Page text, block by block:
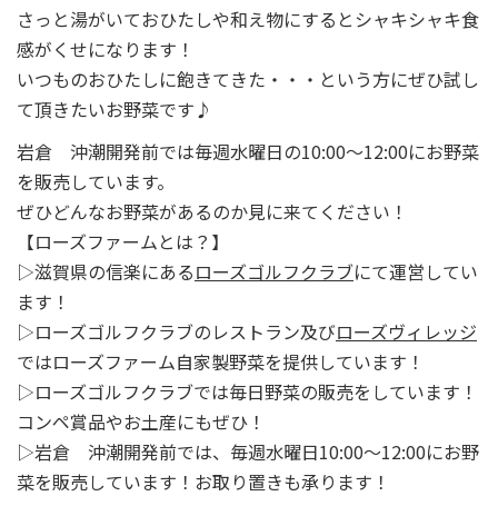
さっと湯がいておひたしや和え物にするとシャキシャキ食
感がくせになります！
いつものおひたしに飽きてきた・・・という方にぜひ試し
て頂きたいお野菜です♪
岩倉 沖潮開発前では毎週水曜日の10:00～12:00にお野菜
を販売しています。
ぜひどんなお野菜があるのか見に来てください！
【ローズファームとは？】
▷滋賀県の信楽にあるローズゴルフクラブにて運営してい
ます！
▷ローズゴルフクラブのレストラン及びローズヴィレッジ
ではローズファーム自家製野菜を提供しています！
▷ローズゴルフクラブでは毎日野菜の販売をしています！
コンペ賞品やお土産にもぜひ！
▷岩倉 沖潮開発前では、毎週水曜日10:00～12:00にお野
菜を販売しています！お取り置きも承ります！